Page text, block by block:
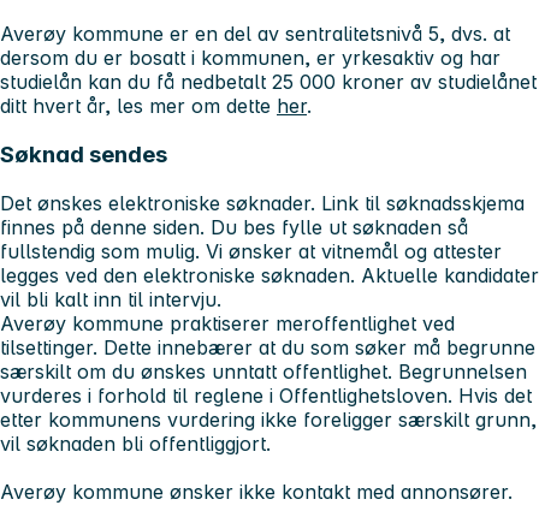
Averøy kommune er en del av sentralitetsnivå 5, dvs. at
dersom du er bosatt i kommunen, er yrkesaktiv og har
studielån kan du få nedbetalt 25 000 kroner av studielånet
ditt hvert år, les mer om dette her.
Søknad sendes
Det ønskes elektroniske søknader. Link til søknadsskjema
finnes på denne siden. Du bes fylle ut søknaden så
fullstendig som mulig. Vi ønsker at vitnemål og attester
legges ved den elektroniske søknaden. Aktuelle kandidater
vil bli kalt inn til intervju.
Averøy kommune praktiserer meroffentlighet ved
tilsettinger. Dette innebærer at du som søker må begrunne
særskilt om du ønskes unntatt offentlighet. Begrunnelsen
vurderes i forhold til reglene i Offentlighetsloven. Hvis det
etter kommunens vurdering ikke foreligger særskilt grunn,
vil søknaden bli offentliggjort.
Averøy kommune ønsker ikke kontakt med annonsører.